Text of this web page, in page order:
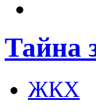
Тайна
ЖКХ